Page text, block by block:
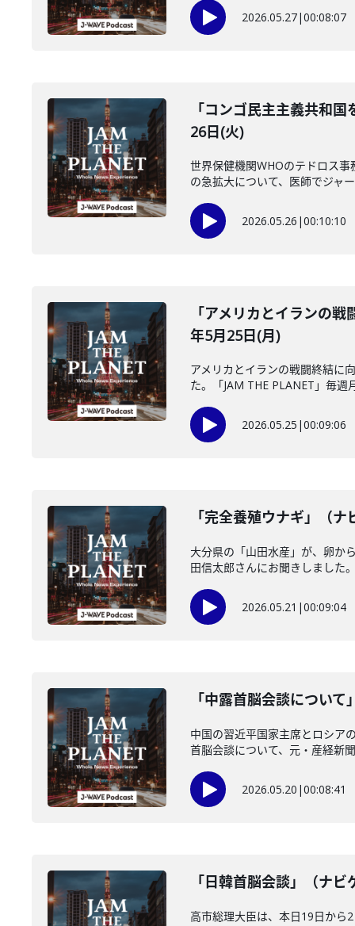
2026.05.27|00:08:07
「コンゴ民主主義共和
26日(火)
世界保健機関WHOのテドロス
の急拡大について、医師でジャ
2026.05.26 |00:10:10
「アメリカとイランの
年5月25日(月)
アメリカとイランの戦闘終結に
た。「JAM THE PLANET」毎週
2026.05.25 |00:09:06
「完全養殖ウナギ」（
大分県の「山田水産」が、卵か
田信太郎さんにお聞きしました
2026.05.21 |00:09:04
「中露首脳会談につい
中国の習近平国家主席とロシア
首脳会談について、元・産経新
2026.05.20 |00:08:41
「日韓首脳会談」（ナ
高市総理大臣は、本日19日から